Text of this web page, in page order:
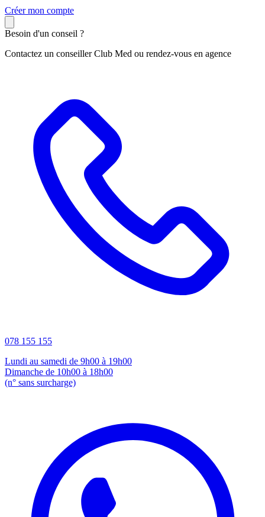
Créer mon compte
Besoin d'un conseil ?
Contactez un conseiller Club Med ou rendez-vous en agence
078 155 155
Lundi au samedi de 9h00 à 19h00
Dimanche de 10h00 à 18h00
(n° sans surcharge)